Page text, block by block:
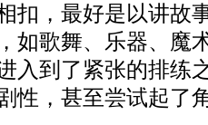
扣，最好是以讲故
如歌舞、乐器、魔
入到了紧张的排练
性，甚至尝试起了